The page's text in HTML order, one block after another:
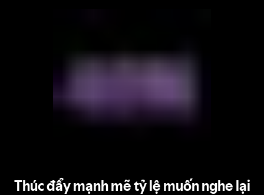
Thúc đẩy mạnh mẽ tỷ lệ muốn nghe lại